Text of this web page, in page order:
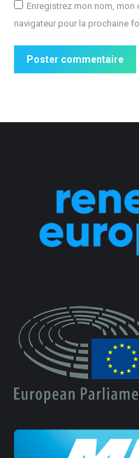
Enregistrez mon nom,
navigateur pour la prochaine
Poster commentaire